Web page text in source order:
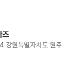
즈
원특별자치도 원